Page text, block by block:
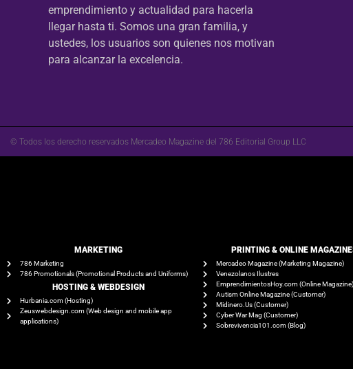
emprendimiento y actualidad para hacerla
llegar hasta ti. Somos una gran familia, y
ustedes, los usuarios son quienes nos motivan
para alcanzar la excelencia.
© Todos los derecho reservados Mercadeo Magazine del 786 Editorial Group LLC
MARKETING
786 Marketing
786 Promotionals (Promotional Products and Uniforms)
HOSTING & WEBDESIGN
Hurbania.com (Hosting)
Zeuswebdesign.com (Web design and mobile app
applications)
PRINTING & ONLINE
Mercadeo Magazine (Marketing Magazine)
Venezolanos Ilustres
EmprendimientosHoy.com (Online Magazine)
Autism Online Magazine (Customer)
Midinero.Us (Customer)
Cyber War Mag (Customer)
Sobrevivencia101.com (Blog)